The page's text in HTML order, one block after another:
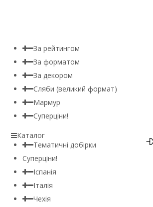
За рейтингом
За форматом
За декором
Сляби (великий формат)
Мармур
Суперціни!
Каталог
Тематичні добірки
Суперціни!
Іспанія
Італія
Чехія